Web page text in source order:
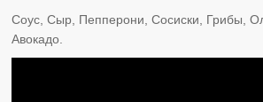
Соус, Сыр, Пепперони, Сосиски, Грибы,
Авокадо.